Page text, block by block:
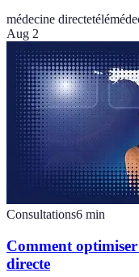
médecine directe
Aug 2
Consultations6 min
Comment
directe